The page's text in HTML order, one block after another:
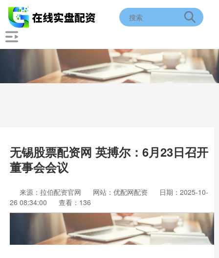
无锡股票配资网 英搏尔：6月23日召开
董事会会议
来源：拉伯配资官网 网站：优配网配资
日期：2025-10-
26 08:34:00
查看：136